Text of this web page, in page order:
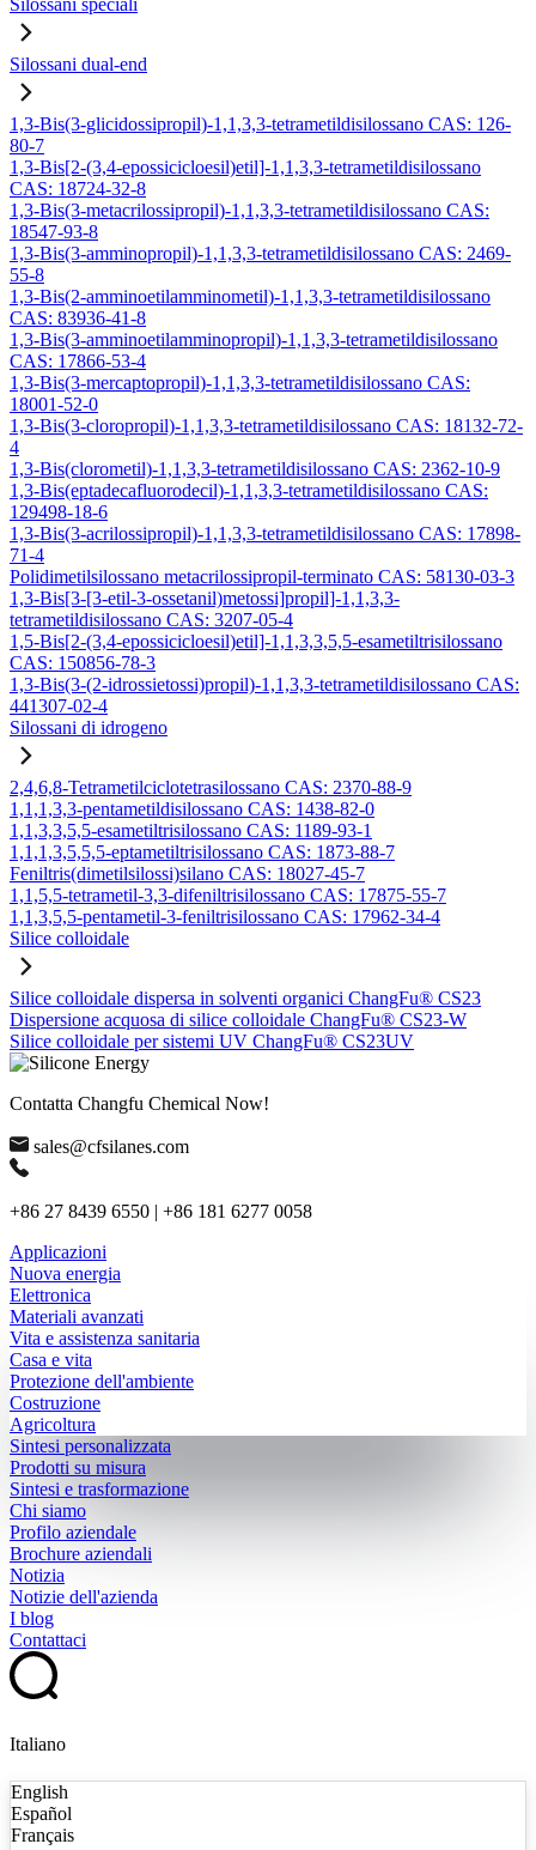
Silossani speciali
Silossani dual-end
1,3-Bis(3-glicidossipropil)-1,1,3,3-tetrametildisilossano CAS: 126-
80-7
1,3-Bis[2-(3,4-epossicicloesil)etil]-1,1,3,3-tetrametildisilossano
CAS: 18724-32-8
1,3-Bis(3-metacrilossipropil)-1,1,3,3-tetrametildisilossano CAS:
18547-93-8
1,3-Bis(3-amminopropil)-1,1,3,3-tetrametildisilossano CAS: 2469-
55-8
1,3-Bis(2-amminoetilamminometil)-1,1,3,3-tetrametildisilossano
CAS: 83936-41-8
1,3-Bis(3-amminoetilamminopropil)-1,1,3,3-tetrametildisilossano
CAS: 17866-53-4
1,3-Bis(3-mercaptopropil)-1,1,3,3-tetrametildisilossano CAS:
18001-52-0
1,3-Bis(3-cloropropil)-1,1,3,3-tetrametildisilossano CAS: 18132-72-
4
1,3-Bis(clorometil)-1,1,3,3-tetrametildisilossano CAS: 2362-10-9
1,3-Bis(eptadecafluorodecil)-1,1,3,3-tetrametildisilossano CAS:
129498-18-6
1,3-Bis(3-acrilossipropil)-1,1,3,3-tetrametildisilossano CAS: 17898-
71-4
Polidimetilsilossano metacrilossipropil-terminato CAS: 58130-03-3
1,3-Bis[3-[3-etil-3-ossetanil)metossi]propil]-1,1,3,3-
tetrametildisilossano CAS: 3207-05-4
1,5-Bis[2-(3,4-epossicicloesil)etil]-1,1,3,3,5,5-esametiltrisilossano
CAS: 150856-78-3
1,3-Bis(3-(2-idrossietossi)propil)-1,1,3,3-tetrametildisilossano CAS:
441307-02-4
Silossani di idrogeno
2,4,6,8-Tetrametilciclotetrasilossano CAS: 2370-88-9
1,1,1,3,3-pentametildisilossano CAS: 1438-82-0
1,1,3,3,5,5-esametiltrisilossano CAS: 1189-93-1
1,1,1,3,5,5,5-eptametiltrisilossano CAS: 1873-88-7
Feniltris(dimetilsilossi)silano CAS: 18027-45-7
1,1,5,5-tetrametil-3,3-difeniltrisilossano CAS: 17875-55-7
1,1,3,5,5-pentametil-3-feniltrisilossano CAS: 17962-34-4
Silice colloidale
Silice colloidale dispersa in solventi organici ChangFu® CS23
Dispersione acquosa di silice colloidale ChangFu® CS23-W
Silice colloidale per sistemi UV ChangFu® CS23UV
Contatta Changfu Chemical Now!
sales@cfsilanes.com
+86 27 8439 6550 | +86 181 6277 0058
Applicazioni
Nuova energia
Elettronica
Materiali avanzati
Vita e assistenza sanitaria
Casa e vita
Protezione dell'ambiente
Costruzione
Agricoltura
Sintesi personalizzata
Prodotti su misura
Sintesi e trasformazione
Chi siamo
Profilo aziendale
Brochure aziendali
Notizia
Notizie dell'azienda
I blog
Contattaci
Italiano
English
Español
Français